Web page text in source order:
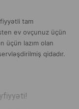
tam
ev ovçunuz üçün
üçün lazım olan
qidadır.